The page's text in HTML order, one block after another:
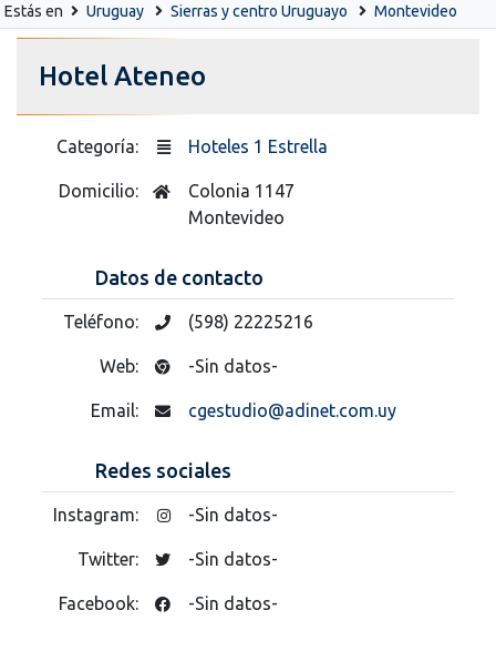
Estás en Uruguay Sierras y centro Uruguayo Montevideo
Hotel Ateneo
Categoría: Hoteles 1 Estrella
Domicilio:
Colonia 1147
Montevideo
Datos de contacto
Teléfono: (598) 22225216
Web: -Sin datos-
Email: cgestudio@adinet.com.uy
Redes sociales
Instagram: -Sin datos-
Twitter: -Sin datos-
Facebook: -Sin datos-